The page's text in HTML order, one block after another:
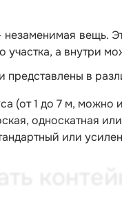
незаменимая вещь.
участка, а внутри
представлены в
(от 1 до 7 м, можно
односкатная
или